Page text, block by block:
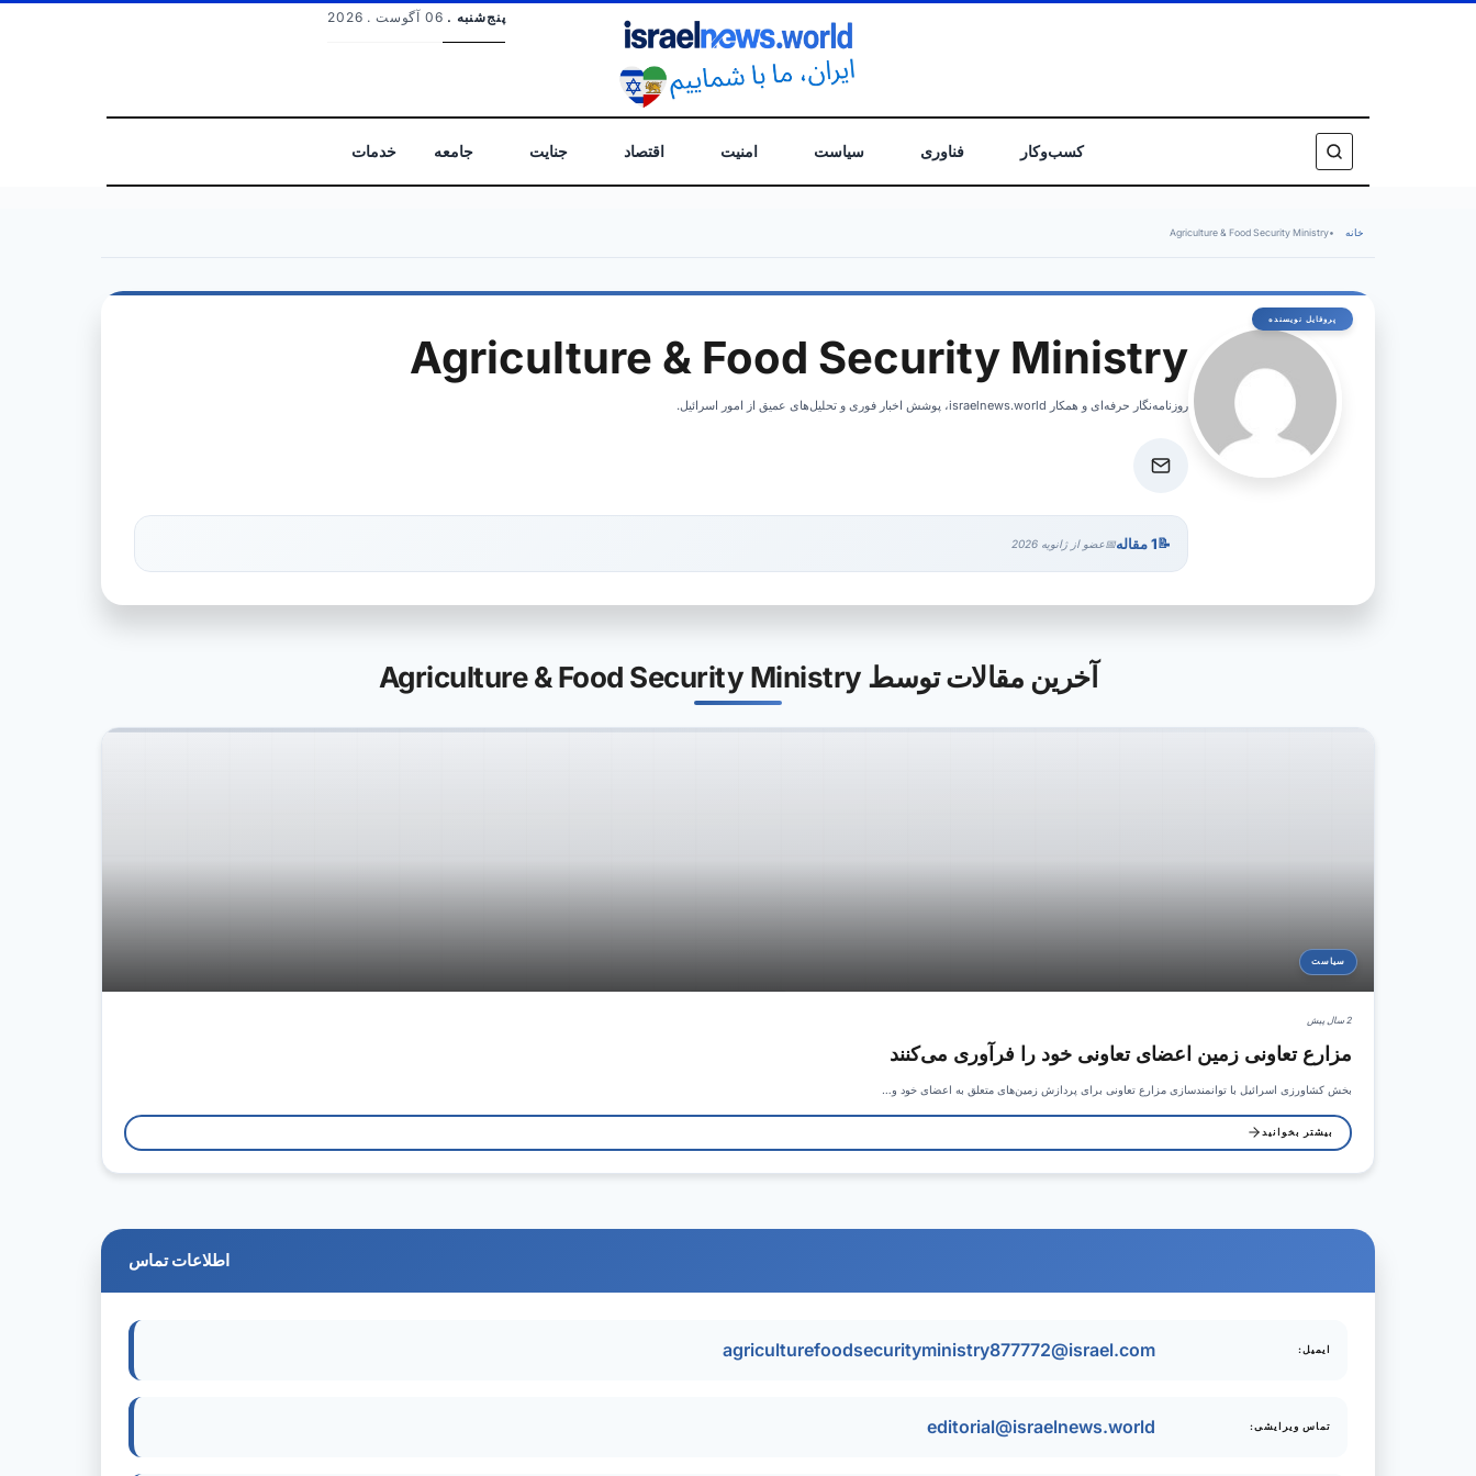
پنج‌شنبه . 06 آگوست . 2026
کسب‌وکار فناوری سیاست امنیت اقتصاد جنایت جامعه خدمات
خانه •
Agriculture & Food Security Ministry
Agriculture & Food Security Ministry
روزنامه‌نگار حرفه‌ای و همکار israelnews.world، پوشش اخبار فوری و تحلیل‌های عمیق از امور اسرائیل.
1 مقاله عضو از ژانویه 2026
آخرین مقالات توسط Agriculture & Food Security Ministry
سیاست
2 سال پیش
مزارع تعاونی زمین اعضای تعاونی خود را فرآوری می‌کنند
بخش کشاورزی اسرائیل با توانمندسازی مزارع تعاونی برای پردازش زمین‌های متعلق به اعضای خود و…
بیشتر بخوانید
اطلاعات تماس
ایمیل: agriculturefoodsecurityministry877772@israel.com
تماس ویرایشی: editorial@israelnews.world